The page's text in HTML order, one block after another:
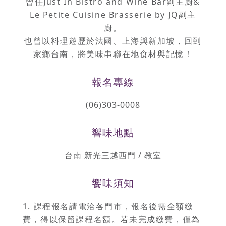
Le Petite Cuisine Brasserie by JQ副主
廚。
也曾以料理遊歷於法國、上海與新加坡，回到
家鄉台南，將美味串聯在地食材與記憶！
報名專線
(06)303-0008
響味地點
台南 新光三越西門 / 教室
饗味須知
1. 課程報名請電洽各門市，報名後需全額繳
費，得以保留課程名額。若未完成繳費，僅為